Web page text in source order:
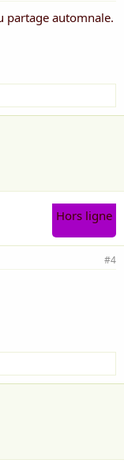
partage automnale.
Hors ligne
#4